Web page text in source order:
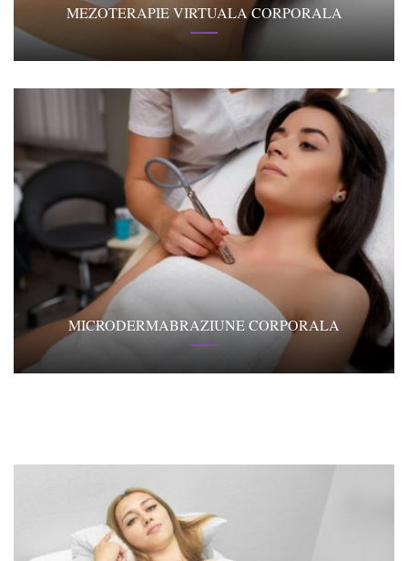
MEZOTERAPIE VIRTUALA CORPORALA
MICRODERMABRAZIUNE CORPORALA